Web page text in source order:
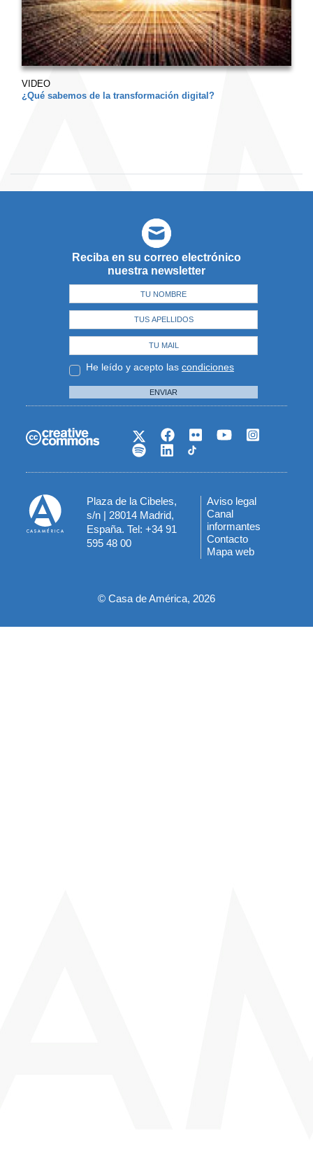
VIDEO
¿Qué sabemos de la transformación digital?
Reciba en su correo electrónico
nuestra newsletter
He leído y acepto las condiciones
ENVIAR
Plaza de la Cibeles,
s/n | 28014 Madrid,
España. Tel: +34 91
595 48 00
Menú
del
pie
Aviso legal
Canal
informantes
Contacto
Mapa web
© Casa de América, 2026